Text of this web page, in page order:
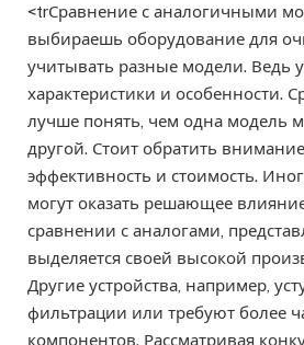
<trСравнение с аналогичными
выбираешь оборудование для
учитывать разные модели. Ведь
характеристики и особенности.
лучше понять, чем одна модель
другой. Стоит обратить
эффективность и стоимость.
могут оказать решающее
сравнении с аналогами,
выделяется своей высокой
Другие устройства, например,
фильтрации или требуют более
компонентов. Рассматривая